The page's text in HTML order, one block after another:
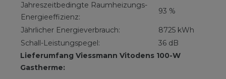
Jahreszeitbedingte Raumheizungs-
Energieeffizienz:
93 %
Jährlicher Energieverbrauch:
8725 kWh
Schall-Leistungspegel:
36 dB
Lieferumfang Viessmann Vitodens 100-W
Gastherme: